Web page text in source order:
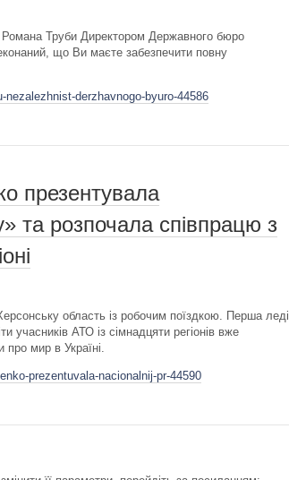
Труби Директором Державного бюро
що Ви маєте забезпечити повну
derzhavnogo-byuro-44586
презентувала
та розпочала співпрацю з
область із робочим поїздкою. Перша леді
учасників АТО із сімнадцяти регіонів вже
мир в Україні.
prezentuvala-nacionalnij-pr-44590